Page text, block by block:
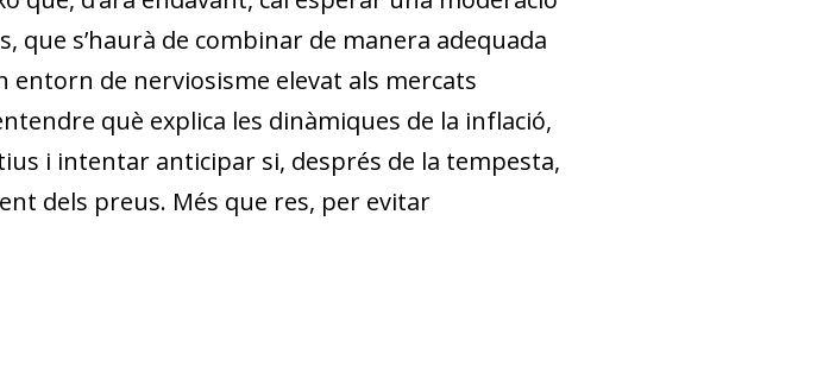
que s’haurà de combinar de manera adequada
entorn de nerviosisme elevat als mercats
què explica les dinàmiques de la inflació,
i intentar anticipar si, després de la tempesta,
dels preus. Més que res, per evitar